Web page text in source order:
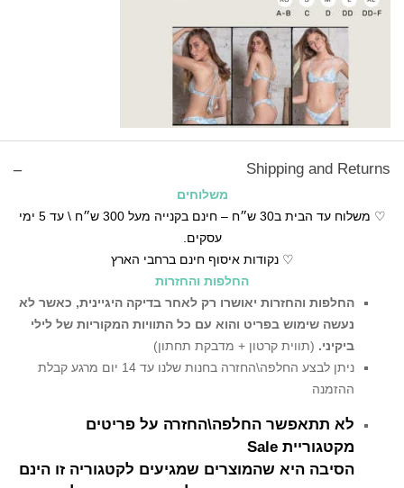
Shipping and Returns
משלוחים
♡ משלוח עד הבית ב30 ש״ח – חינם בקנייה מעל 300 ש״ח \ עד 5 ימי
עסקים.
♡ נקודות איסוף חינם ברחבי הארץ
החלפות והחזרות
החלפות והחזרות יאושרו רק לאחר בדיקה היגיינית, כאשר לא
נעשה שימוש בפריט והוא עם כל התוויות המקוריות של לילי
ביקיני. (תווית קרטון + מדבקת תחתון)
ניתן לבצע החלפה\החזרה בחנות שלנו עד 14 יום מרגע קבלת
ההזמנה
לא תתאפשר החלפה\החזרה על פריטים
מקטגוריית Sale
הסיבה היא שהמוצרים שמגיעים לקטגוריה זו הינם